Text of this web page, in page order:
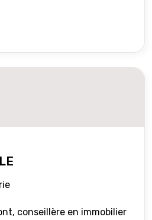
conseillère en immobilier